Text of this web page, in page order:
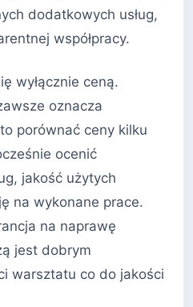
dodatkowych usług,
współpracy.
wyłącznie ceną.
oznacza
porównać ceny kilku
ocenić
jakość użytych
na wykonane prace.
na naprawę
jest dobrym
warsztatu co do jakości